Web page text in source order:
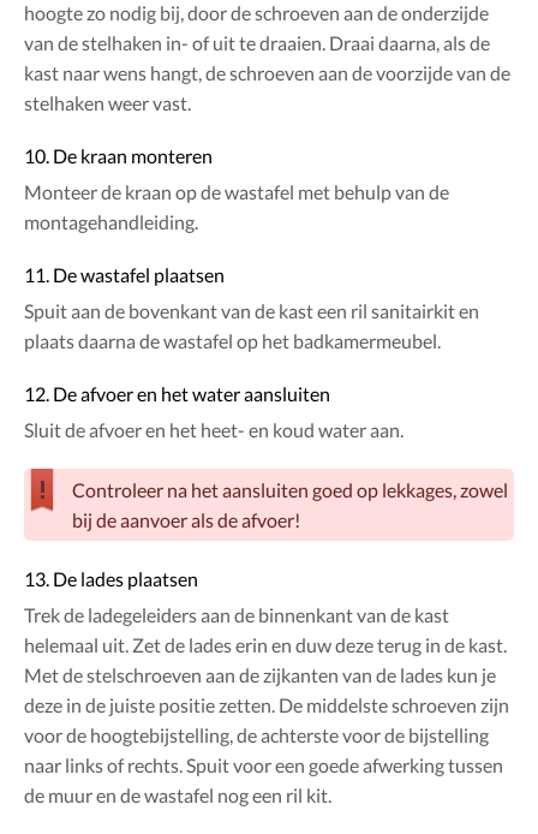
hoogte zo nodig bij, door de schroeven aan de onderzijde
van de stelhaken in- of uit te draaien. Draai daarna, als de
kast naar wens hangt, de schroeven aan de voorzijde van de
stelhaken weer vast.
10. De kraan monteren
Monteer de kraan op de wastafel met behulp van de
montagehandleiding.
11. De wastafel plaatsen
Spuit aan de bovenkant van de kast een ril sanitairkit en
plaats daarna de wastafel op het badkamermeubel.
12. De afvoer en het water aansluiten
Sluit de afvoer en het heet- en koud water aan.
Controleer na het aansluiten goed op lekkages, zowel
bij de aanvoer als de afvoer!
13. De lades plaatsen
Trek de ladegeleiders aan de binnenkant van de kast
helemaal uit. Zet de lades erin en duw deze terug in de kast.
Met de stelschroeven aan de zijkanten van de lades kun je
deze in de juiste positie zetten. De middelste schroeven zijn
voor de hoogtebijstelling, de achterste voor de bijstelling
naar links of rechts. Spuit voor een goede afwerking tussen
de muur en de wastafel nog een ril kit.